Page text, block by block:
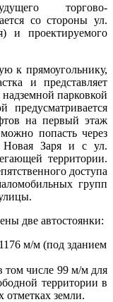
торгово-
со стороны ул.
и проектируемого
к прямоугольнику,
и представляет
парковкой
на первый этаж
можно попасть через
Новая Заря и с ул.
территории.
доступа
групп
две автостоянки:
м/м (под зданием
том числе 99 м/м для
территории в
отметках земли.